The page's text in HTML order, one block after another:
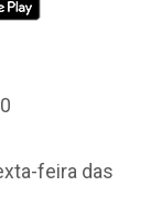
feira das